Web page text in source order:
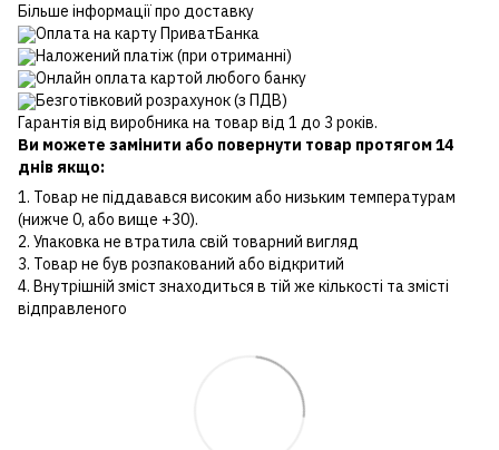
Більше інформації про доставку
Оплата на карту ПриватБанка
Наложений платіж (при отриманні)
Онлайн оплата картой любого банку
Безготівковий розрахунок (з ПДВ)
Гарантія від виробника на товар від 1 до 3 років.
Ви можете замінити або повернути товар протягом 14
днів якщо:
1. Товар не піддавався високим або низьким температурам
(нижче 0, або вище +30).
2. Упаковка не втратила свій товарний вигляд
3. Товар не був розпакований або відкритий
4. Внутрішній зміст знаходиться в тій же кількості та змісті
відправленого